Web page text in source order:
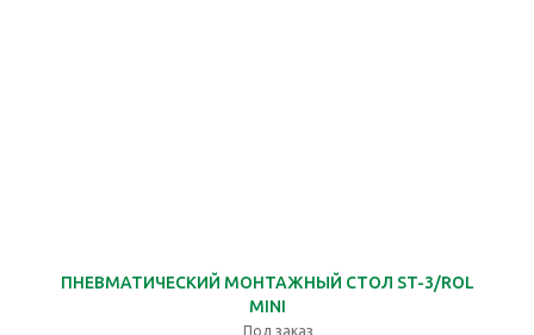
ПНЕВМАТИЧЕСКИЙ МОНТАЖНЫЙ СТОЛ ST-3/ROL
MINI
Под заказ